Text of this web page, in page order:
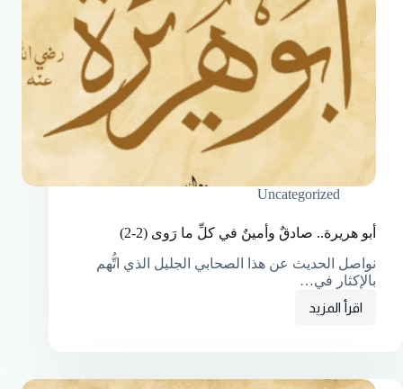
Uncategorized
أبو هريرة.. صادقٌ وأمينٌ في كلِّ ما رَوى (2-2)
نواصل الحديث عن هذا الصحابي الجليل الذي اتُّهم
بالإكثار في…
اقرأ المزيد